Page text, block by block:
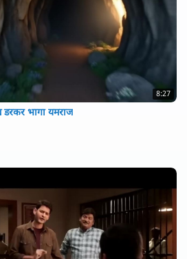
8:27
भागा यमराज